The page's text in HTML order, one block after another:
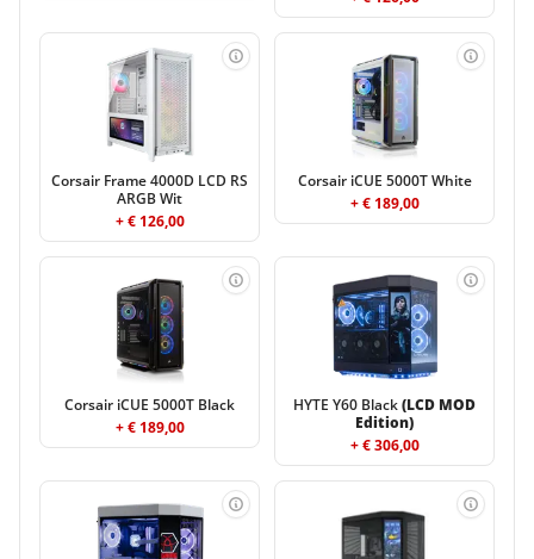
Corsair Frame 4000D LCD RS
ARGB Wit
+ € 126,00
Corsair iCUE 5000T White
+ € 189,00
Corsair iCUE 5000T Black
+ € 189,00
HYTE Y60 Black(LCD MOD
Edition)
+ € 306,00